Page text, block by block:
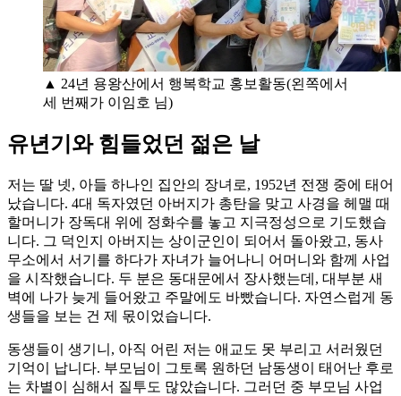
▲ 24년 용왕산에서 행복학교 홍보활동(왼쪽에서
세 번째가 이임호 님)
유년기와 힘들었던 젊은 날
저는 딸 넷, 아들 하나인 집안의 장녀로, 1952년 전쟁 중에 태어
났습니다. 4대 독자였던 아버지가 총탄을 맞고 사경을 헤맬 때
할머니가 장독대 위에 정화수를 놓고 지극정성으로 기도했습
니다. 그 덕인지 아버지는 상이군인이 되어서 돌아왔고, 동사
무소에서 서기를 하다가 자녀가 늘어나니 어머니와 함께 사업
을 시작했습니다. 두 분은 동대문에서 장사했는데, 대부분 새
벽에 나가 늦게 들어왔고 주말에도 바빴습니다. 자연스럽게 동
생들을 보는 건 제 몫이었습니다.
동생들이 생기니, 아직 어린 저는 애교도 못 부리고 서러웠던
기억이 납니다. 부모님이 그토록 원하던 남동생이 태어난 후로
는 차별이 심해서 질투도 많았습니다. 그러던 중 부모님 사업